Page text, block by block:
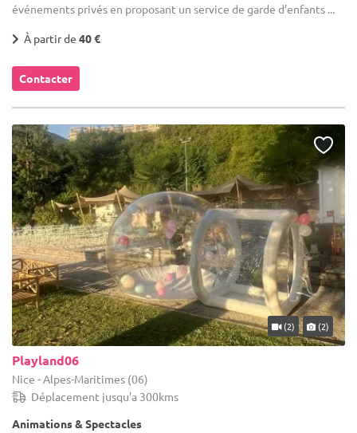
événements privés en proposant un service de garde d’enfants ...
À partir de 40 €
Contacter
(2) (2)
Playland06
Nice - Alpes-Maritimes (06)
Déplacement jusqu'a 300kms
Animations & Spectacles